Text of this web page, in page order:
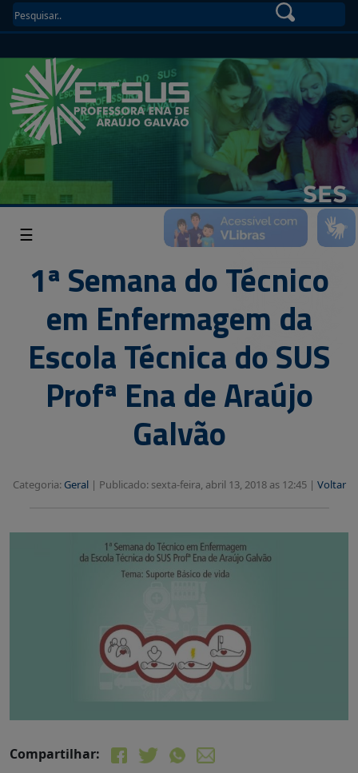
☰
1ª Semana do Técnico
em Enfermagem da
Escola Técnica do SUS
Profª Ena de Araújo
Galvão
Categoria: Geral| Publicado: sexta-feira, abril 13, 2018 as 12:45 | Voltar
Compartilhar: